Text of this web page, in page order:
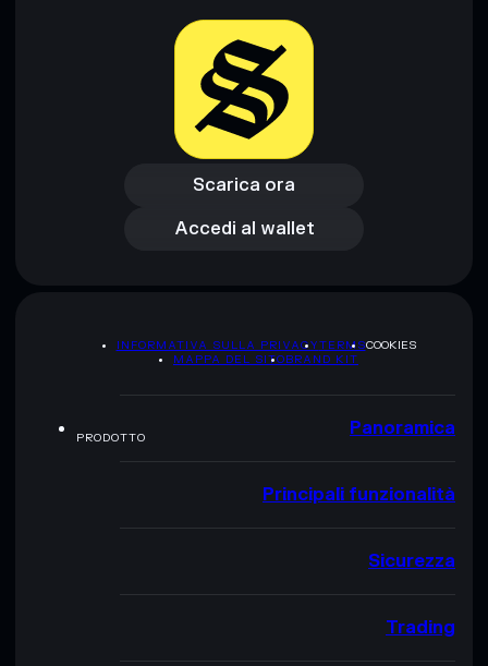
Scarica ora
Scarica ora
Accedi al wallet
Accedi al wallet
INFORMATIVA SULLA PRIVACYTERMSCOOKIES
MAPPA DEL SITOBRAND KIT
PRODOTTO Panoramica
Principali funzionalità
Sicurezza
Trading